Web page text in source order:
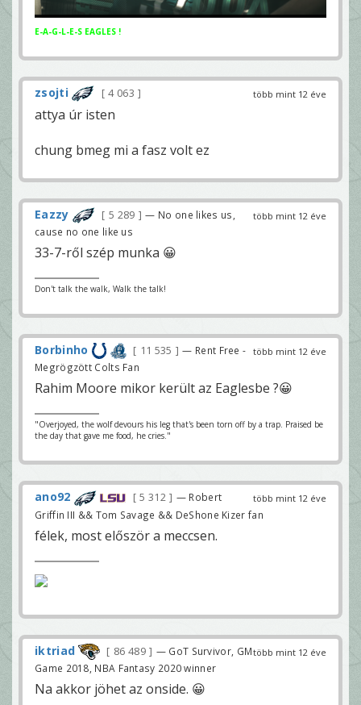
E-A-G-L-E-S EAGLES !
több mint 12 éve
zsojti 4 063
attya úr isten
chung bmeg mi a fasz volt ez
több mint 12 éve
Eazzy 5 289
— No one likes us,
cause no one like us
33-7-ről szép munka 😀
Don't talk the walk, Walk the talk!
több mint 12 éve
Borbinho 11 535
— Rent Free -
Megrögzött Colts Fan
Rahim Moore mikor került az Eaglesbe ?😀
"Overjoyed, the wolf devours his leg that's been torn off by a trap. Praised be
the day that gave me food, he cries."
több mint 12 éve
ano92 5 312
— Robert
Griffin III && Tom Savage && DeShone Kizer fan
félek, most először a meccsen.
több mint 12 éve
iktriad 86 489
— GoT Survivor, GM
Game 2018, NBA Fantasy 2020 winner
Na akkor jöhet az onside. 😀